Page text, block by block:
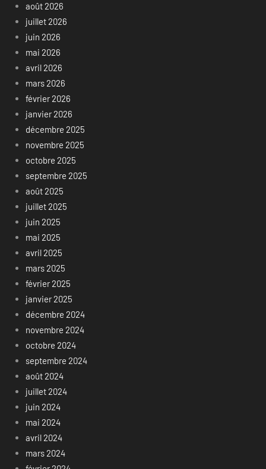
août 2026
juillet 2026
juin 2026
mai 2026
avril 2026
mars 2026
février 2026
janvier 2026
décembre 2025
novembre 2025
octobre 2025
septembre 2025
août 2025
juillet 2025
juin 2025
mai 2025
avril 2025
mars 2025
février 2025
janvier 2025
décembre 2024
novembre 2024
octobre 2024
septembre 2024
août 2024
juillet 2024
juin 2024
mai 2024
avril 2024
mars 2024